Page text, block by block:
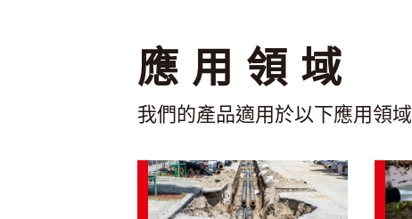
應用領域
我們的產品適用於以下應用領域